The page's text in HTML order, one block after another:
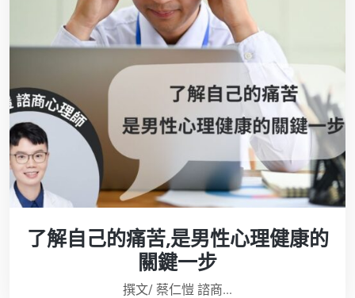
了解自己的痛苦,是男性心理健康的
關鍵一步
撰文/ 蔡仁愷 諮商...